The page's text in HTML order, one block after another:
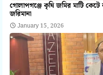
গোলাপগঞ্জে কৃষি জমির মাটি কেটে
জরিমানা
January 15, 2026